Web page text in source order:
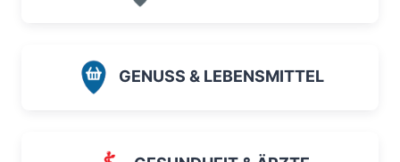
GENUSS & LEBENSMITTEL